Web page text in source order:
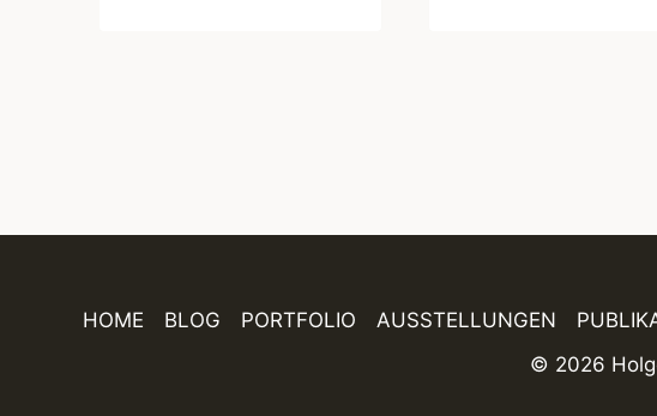
HOME BLOG PORTFOLIO AUSSTELLUNGEN
© 2026